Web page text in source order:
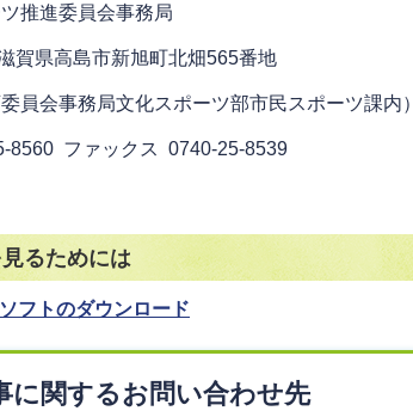
推進委員会事務局
賀県高島市新旭町北畑565番地
委員会事務局文化スポーツ部市民スポーツ課内）
8560 ファックス 0740-25-8539
るためには
フトのダウンロード
に関するお問い合わせ先